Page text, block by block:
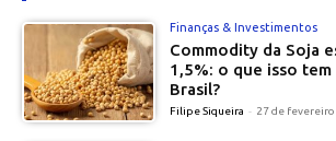
Finanças & Investimentos
Commodity da Soja
1,5%: o que isso tem
Brasil?
Filipe Siqueira - 27 de fevereiro